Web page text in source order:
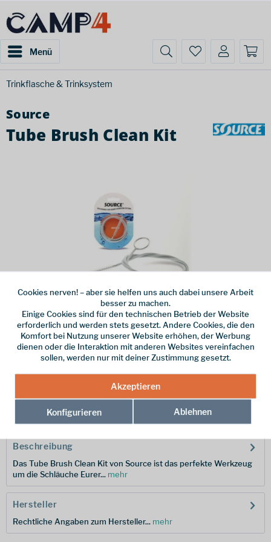
Menü
Trinkflasche & Trinksystem
Source
Tube Brush Clean Kit
Dieser Artikel steht derzeit nicht zur Verfügung!
14,95 € *
zzgl. Versandkosten
Hersteller-Nr.:
Beschreibung
Das Tube Brush Clean Kit von Source ist das perfekte Werkzeug
um die Schläuche Eurer... mehr
Hersteller
Rechtliche Angaben zum Hersteller... mehr
Cookies nerven! – aber sie helfen uns auch dabei unsere Arbeit
besser zu machen.
Einige Cookies sind für den technischen Betrieb der Website
erforderlich und werden stets gesetzt. Andere Cookies, die den
Komfort bei Nutzung unserer Website erhöhen, der Werbung
dienen oder die Interaktion mit anderen Websites vereinfachen
sollen, werden nur mit deiner Zustimmung gesetzt.
Akzeptieren
Konfigurieren Ablehnen